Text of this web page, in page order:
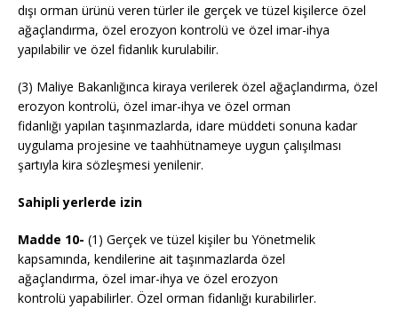
dışı orman ürünü veren türler ile gerçek ve tüzel kişilerce özel
ağaçlandırma, özel erozyon kontrolü ve özel imar-ihya
yapılabilir ve özel fidanlık kurulabilir.
(3) Maliye Bakanlığınca kiraya verilerek özel ağaçlandırma, özel
erozyon kontrolü, özel imar-ihya ve özel orman
fidanlığı yapılan taşınmazlarda, idare müddeti sonuna kadar
uygulama projesine ve taahhütnameye uygun çalışılması
şartıyla kira sözleşmesi yenilenir.
Sahipli yerlerde izin
Madde 10- (1) Gerçek ve tüzel kişiler bu Yönetmelik
kapsamında, kendilerine ait taşınmazlarda özel
ağaçlandırma, özel imar-ihya ve özel erozyon
kontrolü yapabilirler. Özel orman fidanlığı kurabilirler.